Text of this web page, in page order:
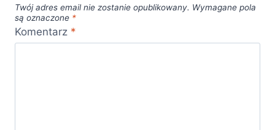
Twój adres email nie zostanie opublikowany. Wymagane pola
są oznaczone *
Komentarz *